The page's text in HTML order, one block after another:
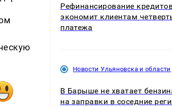
Рефинансирование
экономит клиентам
платежа
Новости Ульяновска и области
В Барыше не хватает
на заправки в соседние